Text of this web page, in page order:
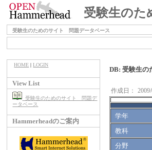
受験生の
受験生のためのサイト 問題データベース
HOME |LOGIN
View List
受験生のためのサイト 問題デ
ータベース
Hammerheadのご案内
DB: 受験生
作成日：
学年
教科
分野